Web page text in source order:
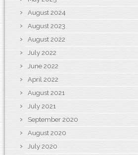
August 2024
August 2023
August 2022
July 2022
June 2022
April 2022
August 2021
July 2021
September 2020
August 2020
July 2020